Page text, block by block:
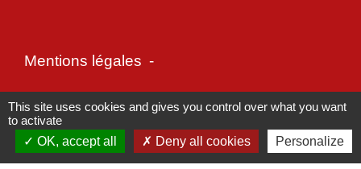
Mentions légales -
Politique de confidentialité - Accessibilité -
Plan du site - Gestion des cookies
This site uses cookies and gives you control over what you want
to activate
OK, accept all
Deny all cookies Personalize